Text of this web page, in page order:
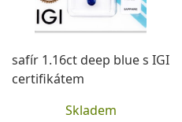
safír 1.16ct deep blue s IGI
certifikátem
Skladem